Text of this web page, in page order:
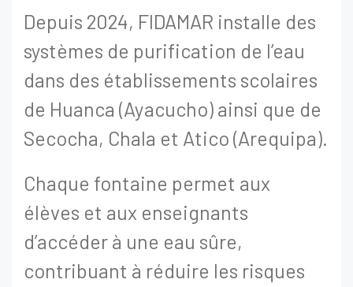
Depuis 2024, FIDAMAR installe des
systèmes de purification de l’eau
dans des établissements scolaires
de Huanca (Ayacucho) ainsi que de
Secocha, Chala et Atico (Arequipa).
Chaque fontaine permet aux
élèves et aux enseignants
d’accéder à une eau sûre,
contribuant à réduire les risques